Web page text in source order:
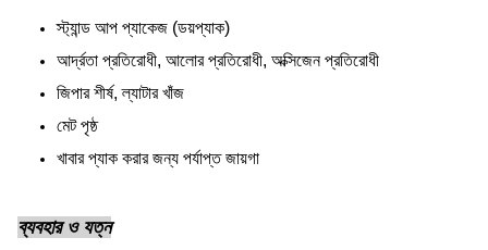
স্ট্যান্ড আপ প্যাকেজ (ডয়প্যাক)
আর্দ্রতা প্রতিরোধী, আলোর প্রতিরোধী, অক্সিজেন প্রতিরোধী
জিপার শীর্ষ, ল্যাটার খাঁজ
মেট পৃষ্ঠ
খাবার প্যাক করার জন্য পর্যাপ্ত জায়গা
ব্যবহার ও যত্ন